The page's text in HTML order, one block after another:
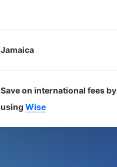
Jamaica
Save on international fees by
using Wise